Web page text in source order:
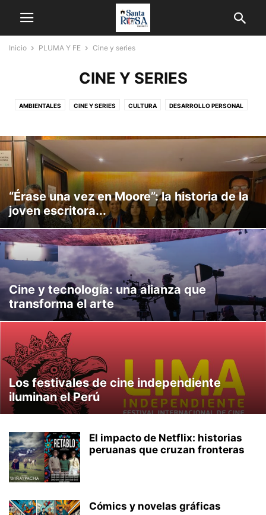
Inicio PLUMA Y FE Cine y series
CINE Y SERIES
AMBIENTALES CINE Y SERIES CULTURA DESARROLLO PERSONAL
“Érase una vez en Moore”: la historia de la
joven escritora...
Cine y tecnología: una alianza que
transforma el arte
Los festivales de cine independiente
iluminan el Perú
El impacto de Netflix: historias
peruanas que cruzan fronteras
Cómics y novelas gráficas